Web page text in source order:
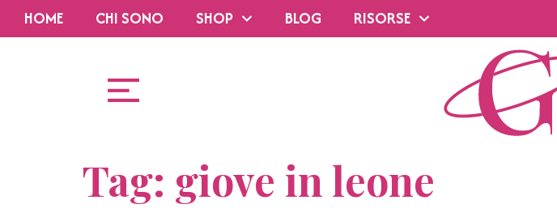
HOME CHI SONO SHOP BLOG RISORSE
Tag: giove in leone